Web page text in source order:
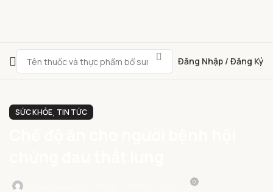
Đăng Nhập / Đăng Ký
SỨC KHỎE, TIN TỨC
0